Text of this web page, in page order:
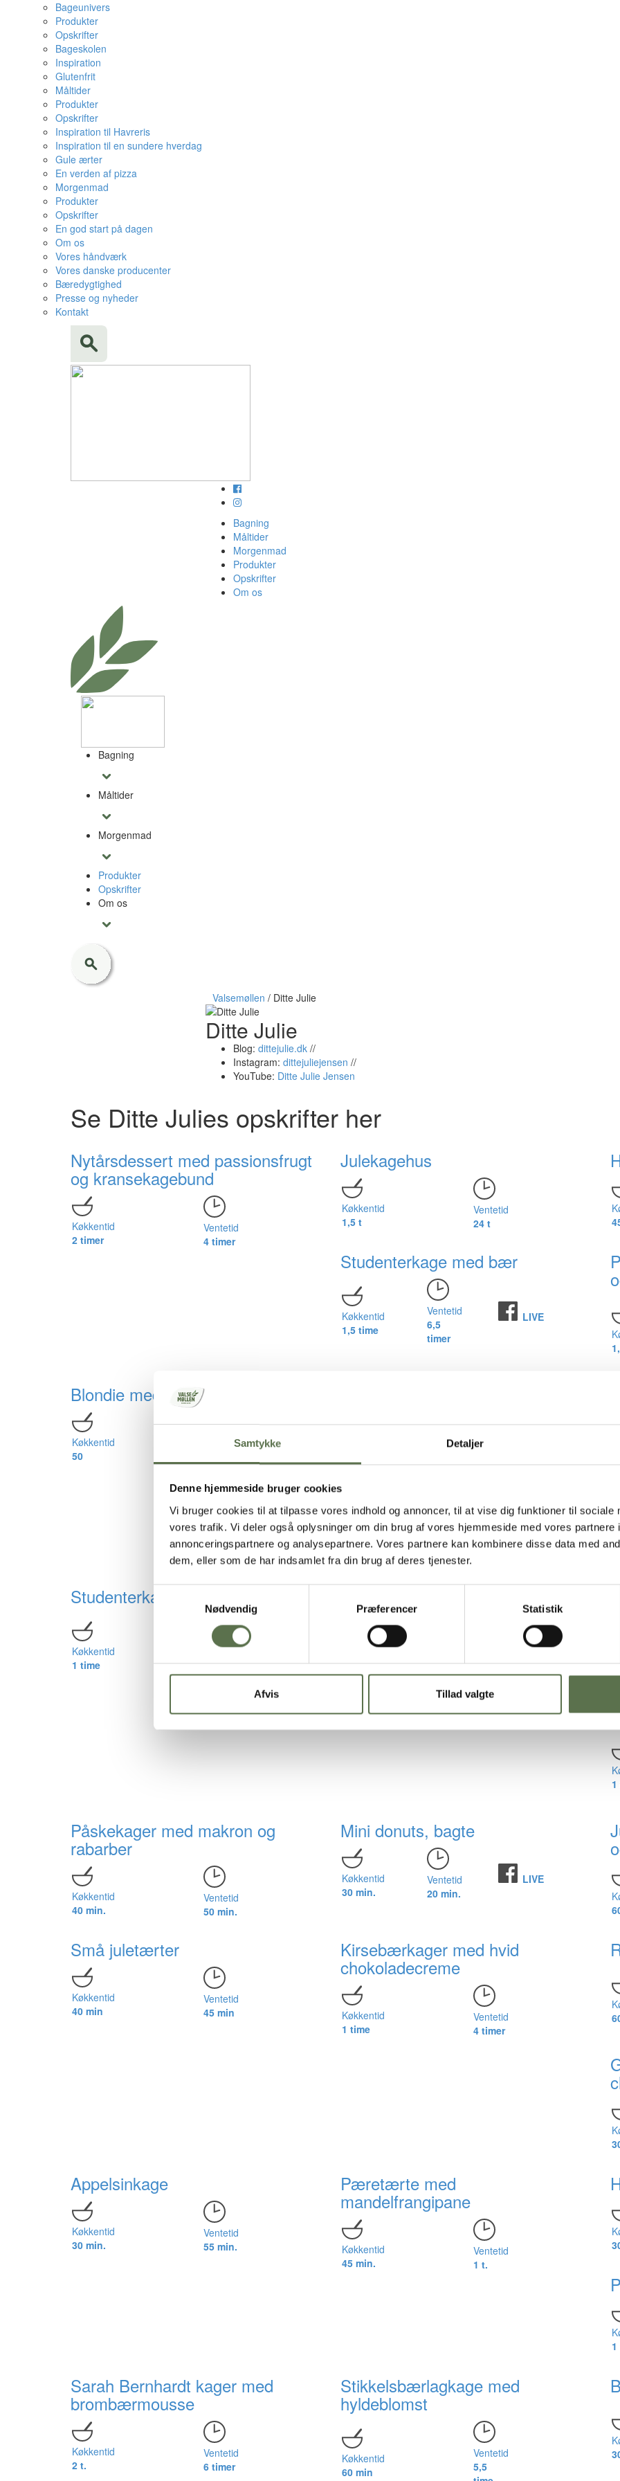
Samtykke Detaljer
Denne hjemmeside bruger cookies
Vi bruger cookies til at tilpasse vores indhold og annoncer, til at vise dig funktioner til sociale
vores trafik. Vi deler også oplysninger om din brug af vores hjemmeside med vores partnere
annonceringspartnere og analysepartnere. Vores partnere kan kombinere disse data med
dem, eller som de har indsamlet fra din brug af deres tjenester.
Samtykkevalg
Nødvendig
Præferencer Statistik
Afvis Tillad valgte
Bageunivers
Produkter
Opskrifter
Bageskolen
Inspiration
Glutenfrit
Måltider
Produkter
Opskrifter
Inspiration til Havreris
Inspiration til en sundere hverdag
Gule ærter
En verden af pizza
Morgenmad
Produkter
Opskrifter
En god start på dagen
Om os
Vores håndværk
Vores danske producenter
Bæredygtighed
Presse og nyheder
Kontakt
Bagning
Måltider
Morgenmad
Produkter
Opskrifter
Om os
Bagning
Måltider
Morgenmad
Produkter
Opskrifter
Om os
Valsemøllen / Ditte Julie
Ditte Julie
Blog: dittejulie.dk //
Instagram: dittejuliejensen //
YouTube: Ditte Julie Jensen
Se Ditte Julies opskrifter her
Nytårsdessert med passionsfrugt
og kransekagebund
Køkkentid
2 timer
Ventetid
4 timer
Julekagehus
Køkkentid
1,5 t
Ventetid
24 t
Studenterkage med bær
Køkkentid
1,5 time
Ventetid
6,5
timer
LIVE
Blondie med passionsfrugt
Køkkentid
50
Ventetid
30 min.
Ventetid
Studenterkage alá studenterbrød
Køkkentid
1 time
Ventetid
1 t 30
min.
cookiebund
Køkkentid
60 min.
Ventetid
4 timer
1
Påskekager med makron og
rabarber
Køkkentid
40 min.
Ventetid
50 min.
Mini donuts, bagte
Køkkentid
30 min.
Ventetid
20 min.
LIVE
Små juletærter
Køkkentid
40 min
Ventetid
45 min
Kirsebærkager med hvid
chokoladecreme
Køkkentid
1 time
Ventetid
4 timer
Appelsinkage
Køkkentid
30 min.
Ventetid
55 min.
Pæretærte med
mandelfrangipane
Køkkentid
45 min.
Ventetid
1 t.
1
Sarah Bernhardt kager med
brombærmousse
Køkkentid
2 t.
Ventetid
6 timer
Stikkelsbærlagkage med
hyldeblomst
Køkkentid
60 min
Ventetid
5,5